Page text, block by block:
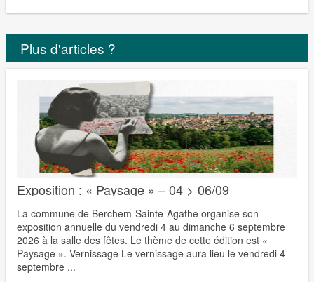
Plus d'articles ?
Exposition : « Paysage » – 04 > 06/09
La commune de Berchem-Sainte-Agathe organise son
exposition annuelle du vendredi 4 au dimanche 6 septembre
2026 à la salle des fêtes. Le thème de cette édition est «
Paysage ». Vernissage Le vernissage aura lieu le vendredi 4
septembre ...